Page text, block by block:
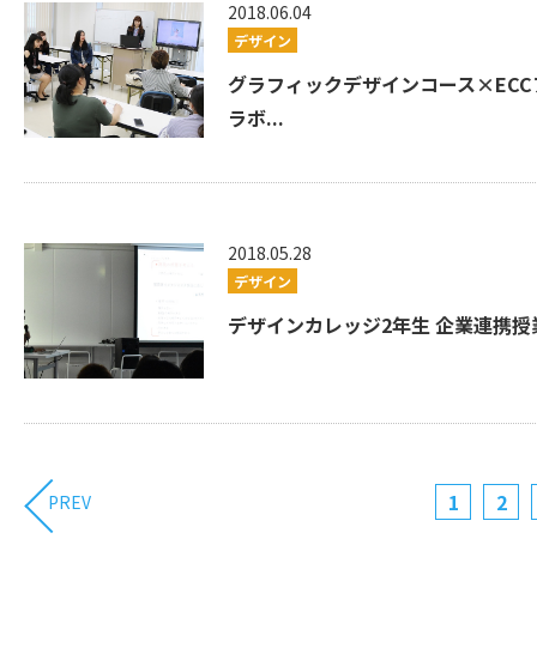
2018.06.04
デザイン
グラフィックデザインコース
ラボ...
2018.05.28
デザイン
デザインカレッジ2年生 企業連携
PREV 1 2